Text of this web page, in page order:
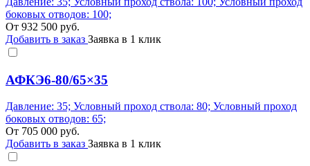
боковых отводов: 100;
От 932 500 руб.
Добавить в заказ Заявка в 1 клик
АФКЭ6-80/65×35
Давление: 35; Условный проход ствола: 80; Условный проход
боковых отводов: 65;
От 705 000 руб.
Добавить в заказ Заявка в 1 клик